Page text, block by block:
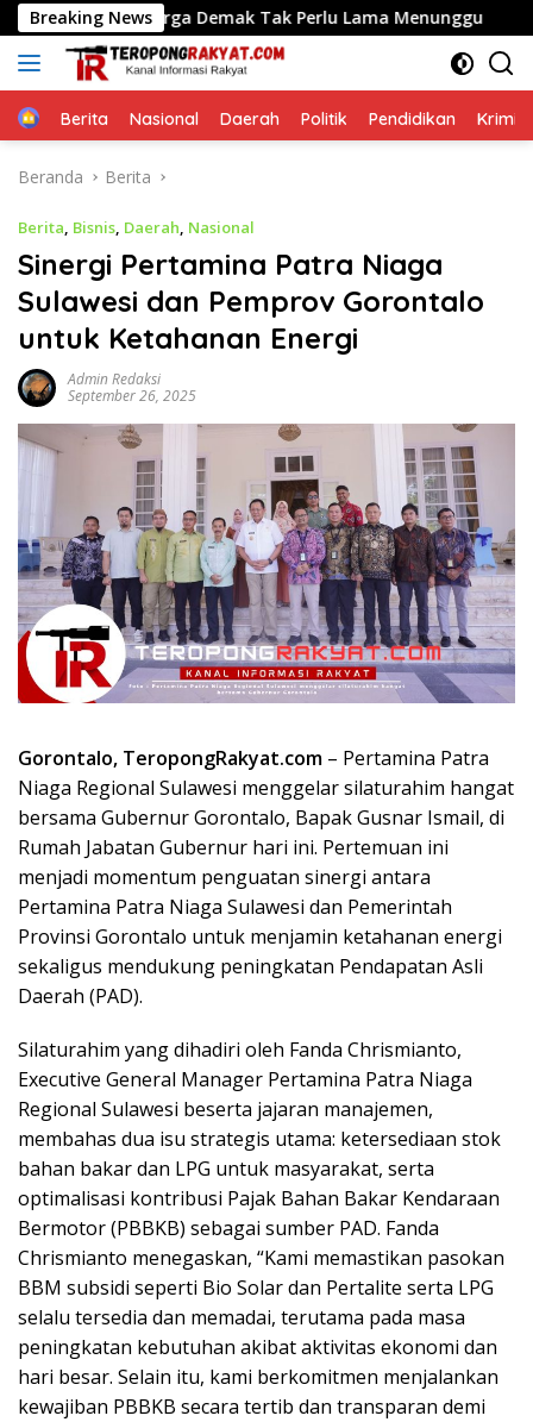
Langsung
ke
konten
Breaking News
Warga Demak Tak Perlu Lama Menunggu Menteri
HomeBerita Nasional Daerah Politik Pendidikan
Beranda Berita
Berita, Bisnis, Daerah, Nasional
Sinergi Pertamina Patra Niaga
Sulawesi dan Pemprov Gorontalo
untuk Ketahanan Energi
Admin Redaksi
September 26, 2025
Gorontalo, TeropongRakyat.com – Pertamina Patra
Niaga Regional Sulawesi menggelar silaturahim hangat
bersama Gubernur Gorontalo, Bapak Gusnar Ismail, di
Rumah Jabatan Gubernur hari ini. Pertemuan ini
menjadi momentum penguatan sinergi antara
Pertamina Patra Niaga Sulawesi dan Pemerintah
Provinsi Gorontalo untuk menjamin ketahanan energi
sekaligus mendukung peningkatan Pendapatan Asli
Daerah (PAD).
Silaturahim yang dihadiri oleh Fanda Chrismianto,
Executive General Manager Pertamina Patra Niaga
Regional Sulawesi beserta jajaran manajemen,
membahas dua isu strategis utama: ketersediaan stok
bahan bakar dan LPG untuk masyarakat, serta
optimalisasi kontribusi Pajak Bahan Bakar Kendaraan
Bermotor (PBBKB) sebagai sumber PAD. Fanda
Chrismianto menegaskan, “Kami memastikan pasokan
BBM subsidi seperti Bio Solar dan Pertalite serta LPG
selalu tersedia dan memadai, terutama pada masa
peningkatan kebutuhan akibat aktivitas ekonomi dan
hari besar. Selain itu, kami berkomitmen menjalankan
kewajiban PBBKB secara tertib dan transparan demi